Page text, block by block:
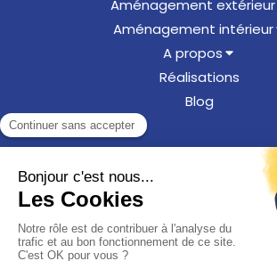
Aménagement extérieur
Aménagement intérieur
A propos
Réalisations
Blog
©2025 Menuiserie en Othe
Plan du site
Mentions légales